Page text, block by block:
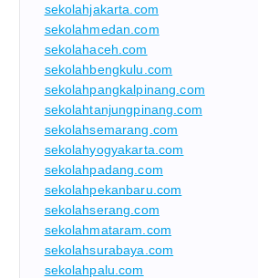
sekolahjakarta.com
sekolahmedan.com
sekolahaceh.com
sekolahbengkulu.com
sekolahpangkalpinang.com
sekolahtanjungpinang.com
sekolahsemarang.com
sekolahyogyakarta.com
sekolahpadang.com
sekolahpekanbaru.com
sekolahserang.com
sekolahmataram.com
sekolahsurabaya.com
sekolahpalu.com